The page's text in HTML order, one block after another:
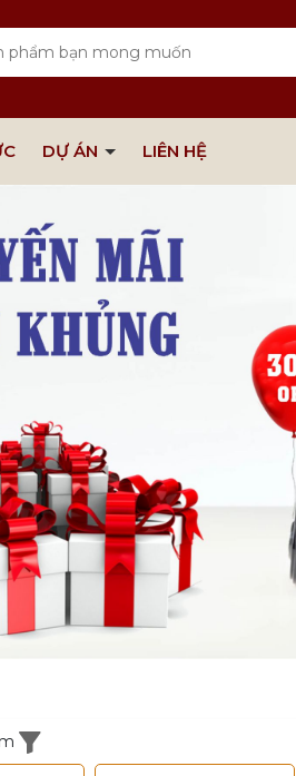
DỰ ÁN LIÊN HỆ